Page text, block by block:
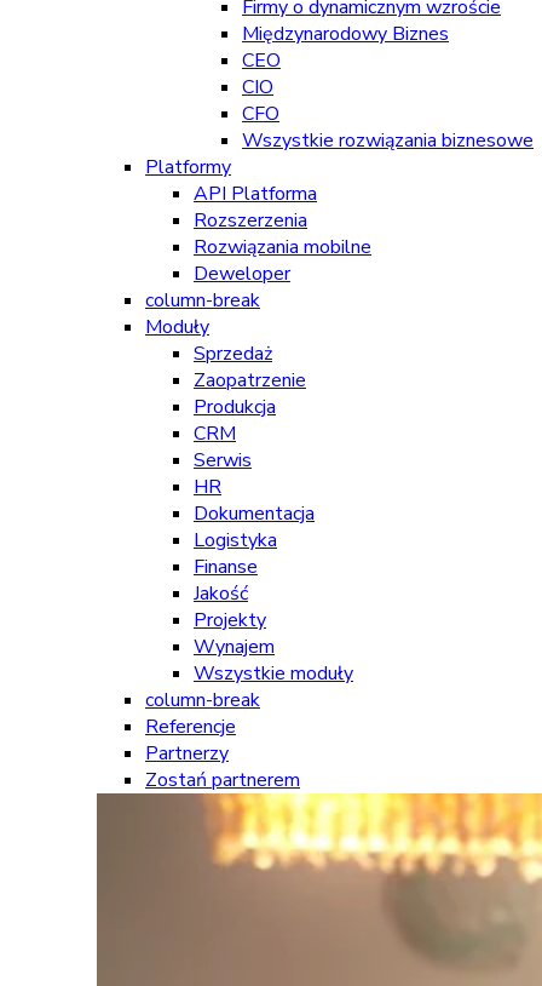
Firmy o dynamicznym wzroście
Międzynarodowy Biznes
CEO
CIO
CFO
Wszystkie rozwiązania biznesowe
Platformy
API Platforma
Rozszerzenia
Rozwiązania mobilne
Deweloper
column-break
Moduły
Sprzedaż
Zaopatrzenie
Produkcja
CRM
Serwis
HR
Dokumentacja
Logistyka
Finanse
Jakość
Projekty
Wynajem
Wszystkie moduły
column-break
Referencje
Partnerzy
Zostań partnerem